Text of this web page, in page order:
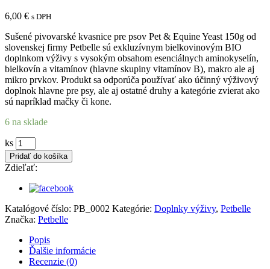
6,00 € s DPH
Sušené pivovarské kvasnice pre psov Pet & Equine Yeast 150g od
slovenskej firmy Petbelle sú exkluzívnym bielkovinovým BIO
doplnkom výživy s vysokým obsahom esenciálnych aminokyselín,
bielkovín a vitamínov (hlavne skupiny vitamínov B), makro ale aj
mikro prvkov. Produkt sa odporúča používať ako účinný výživový
doplnok hlavne pre psy, ale aj ostatné druhy a kategórie zvierat ako
sú napríklad mačky či kone.
6 na sklade
Sušené
pivovarské
kvasnice
pre
psov
&
Equine
150g
quantity
ks
Pridať do košíka
Zdieľať:
Katalógové číslo: PB_0002 Kategórie: Doplnky výživy, Petbelle
Značka: Petbelle
Popis
Ďalšie informácie
Recenzie (0)